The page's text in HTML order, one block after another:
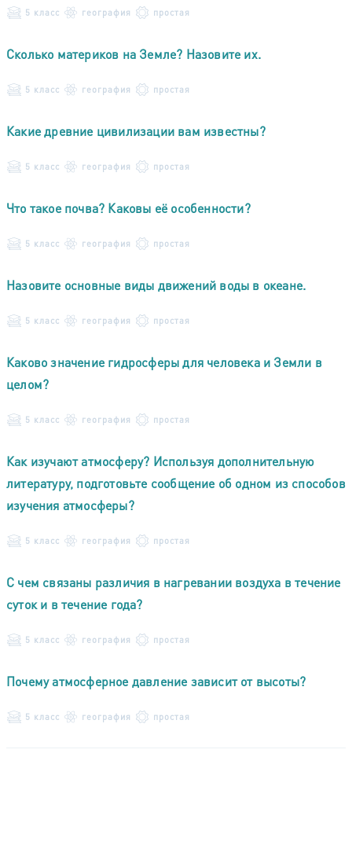
5 класс география простая
Сколько материков на Земле? Назовите их.
5 класс география простая
Какие древние цивилизации вам известны?
5 класс география простая
Что такое почва? Каковы её особенности?
5 класс география простая
Назовите основные виды движений воды в океане.
5 класс география простая
Каково значение гидросферы для человека и Земли в
целом?
5 класс география простая
Как изучают атмосферу? Используя дополнительную
литературу, подготовьте сообщение об одном из способов
изучения атмосферы?
5 класс география простая
С чем связаны различия в нагревании воздуха в течение
суток и в течение года?
5 класс география простая
Почему атмосферное давление зависит от высоты?
5 класс география простая